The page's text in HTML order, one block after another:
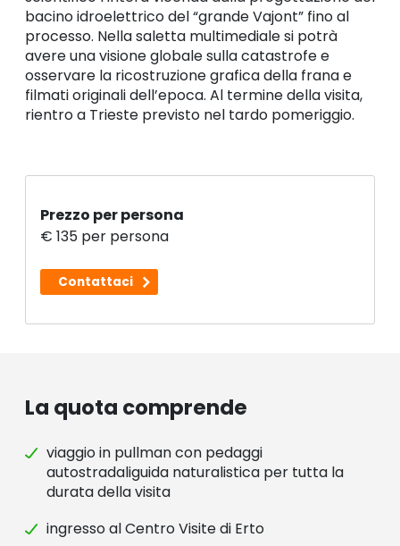
bacino idroelettrico del “grande Vajont” fino al
processo. Nella saletta multimediale si potrà
avere una visione globale sulla catastrofe e
osservare la ricostruzione grafica della frana e
filmati originali dell’epoca. Al termine della visita,
rientro a Trieste previsto nel tardo pomeriggio.
Prezzo per persona
€ 135 per persona
Contattaci
La quota comprende
viaggio in pullman con pedaggi
autostradaliguida naturalistica per tutta la
durata della visita
ingresso al Centro Visite di Erto